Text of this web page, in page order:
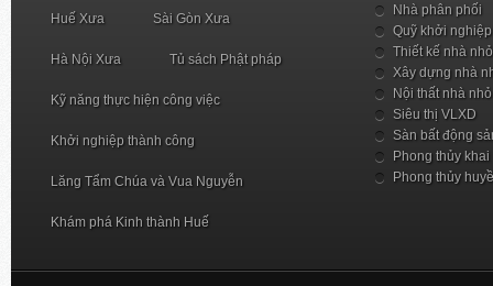
Huế Xưa Sài Gòn Xưa
Hà Nội Xưa Tủ sách Phật pháp
Kỹ năng thực hiện công việc
Khởi nghiệp thành công
Lăng Tẩm Chúa và Vua Nguyễn
Khám phá Kinh thành Huế
Nhà phân phối
Quỹ khởi nghiệp
Thiết kế nhà nhỏ
Xây dựng nhà
Nội thất nhà nhỏ
Siêu thị VLXD
Sàn bất động
Phong thủy khai
Phong thủy